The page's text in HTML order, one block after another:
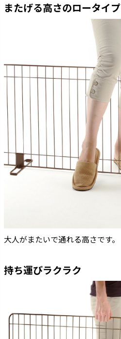
またげる高さのロータイプ
大人がまたいで通れる高さです。
持ち運びラクラク